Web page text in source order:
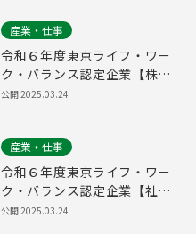
産業・仕事
令和６年度東京ライフ・ワー
ク・バランス認定企業【株式
会社QOOLキャリア】
公開2025.03.24
産業・仕事
令和６年度東京ライフ・ワー
ク・バランス認定企業【社会
福祉法人大三島育徳会】
公開2025.03.24